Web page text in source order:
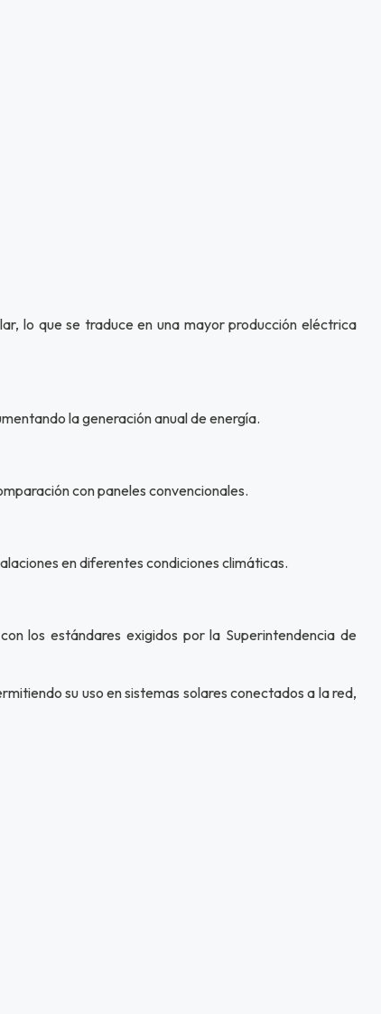
lo que se traduce en una mayor producción eléctrica
la generación anual de energía.
con paneles convencionales.
en diferentes condiciones climáticas.
los estándares exigidos por la Superintendencia de
su uso en sistemas solares conectados a la red,